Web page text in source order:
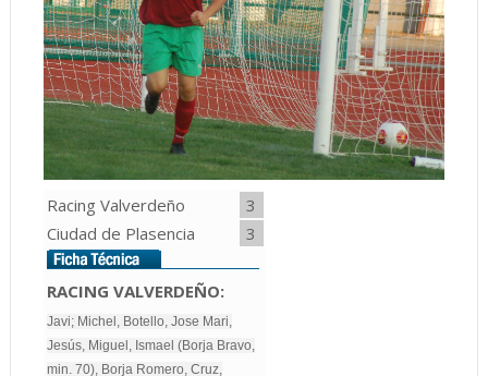
Racing Valverdeño
3
Ciudad de Plasencia
3
RACING VALVERDEÑO:
Javi; Michel, Botello, Jose Mari,
Jesús, Miguel, Ismael (Borja Bravo,
min. 70), Borja Romero, Cruz,